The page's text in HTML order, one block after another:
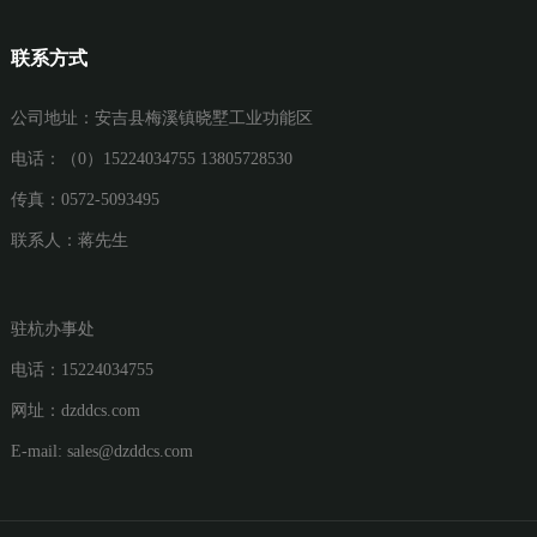
联系方式
公司地址：安吉县梅溪镇晓墅工业功能区
电话：（0）15224034755 13805728530
传真：0572-5093495
联系人：蒋先生
驻杭办事处
电话：15224034755
网址： dzddcs.com
E-mail: sales@dzddcs.com